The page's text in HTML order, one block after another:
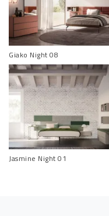
Giako Night 08
Jasmine Night 01